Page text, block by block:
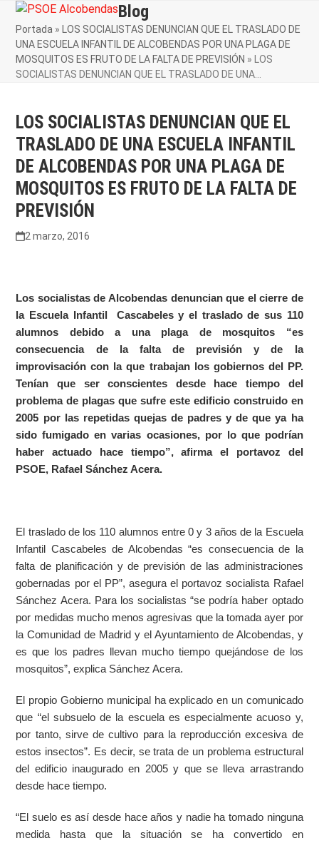
Skip
content
Open
mobile
menu
Close
mobile
menu
Blog
Portada »
LOS SOCIALISTAS DENUNCIAN QUE EL TRASLADO DE
UNA ESCUELA INFANTIL DE ALCOBENDAS POR UNA PLAGA DE
MOSQUITOS ES FRUTO DE LA FALTA DE PREVISIÓN »
LOS
SOCIALISTAS DENUNCIAN QUE EL TRASLADO DE UNA…
LOS SOCIALISTAS DENUNCIAN QUE EL
TRASLADO DE UNA ESCUELA INFANTIL
DE ALCOBENDAS POR UNA PLAGA DE
MOSQUITOS ES FRUTO DE LA FALTA DE
PREVISIÓN
2 marzo, 2016
Los socialistas de Alcobendas denuncian que el cierre de
la Escuela Infantil Cascabeles y el traslado de sus 110
alumnos debido a una plaga de mosquitos “es
consecuencia de la falta de previsión y de la
improvisación con la que trabajan los gobiernos del PP.
Tenían que ser conscientes desde hace tiempo del
problema de plagas que sufre este edificio construido en
2005 por las repetidas quejas de padres y de que ya ha
sido fumigado en varias ocasiones, por lo que podrían
haber actuado hace tiempo”, afirma el portavoz del
PSOE, Rafael Sánchez Acera.
El traslado de los 110 alumnos entre 0 y 3 años de la Escuela
Infantil Cascabeles de Alcobendas “es consecuencia de la
falta de planificación y de previsión de las administraciones
gobernadas por el PP”, asegura el portavoz socialista Rafael
Sánchez Acera. Para los socialistas “se podría haber optado
por medidas mucho menos agresivas que la tomada ayer por
la Comunidad de Madrid y el Ayuntamiento de Alcobendas, y
es que los padres llevan mucho tiempo quejándose de los
mosquitos”, explica Sánchez Acera.
El propio Gobierno municipal ha explicado en un comunicado
que “el subsuelo de la escuela es especialmente acuoso y,
por tanto, sirve de cultivo para la reproducción excesiva de
estos insectos”. Es decir, se trata de un problema estructural
del edificio inaugurado en 2005 y que se lleva arrastrando
desde hace tiempo.
“El suelo es así desde hace años y nadie ha tomado ninguna
medida hasta que la situación se ha convertido en